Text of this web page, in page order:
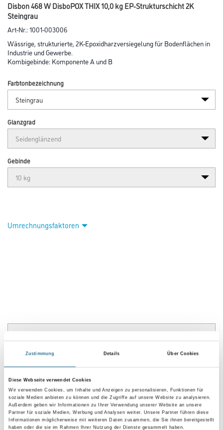
Zustimmung Details Über Cookies
Diese Webseite verwendet Cookies
Wir verwenden Cookies, um Inhalte und Anzeigen zu personalisieren, Funktionen für
soziale Medien anbieten zu können und die Zugriffe auf unsere Website zu analysieren.
Außerdem geben wir Informationen zu Ihrer Verwendung unserer Website an unsere
Partner für soziale Medien, Werbung und Analysen weiter. Unsere Partner führen diese
Informationen möglicherweise mit weiteren Daten zusammen, die Sie ihnen bereitgestellt
haben oder die sie im Rahmen Ihrer Nutzung der Dienste gesammelt haben.
Disbon 468 W DisboPOX THIX 10,0 kg EP-Strukturschicht 2K
Steingrau
Art-Nr.:1001-003006
Wässrige, strukturierte, 2K-Epoxidharzversiegelung für Bodenflächen in
Industrie und Gewerbe.
Kombigebinde: Komponente A und B
Farbtonbezeichnung
Glanzgrad
Gebinde
Umrechnungsfaktoren
- Wasserdampfdiffusionsfähig
- Strukturiert, wirkt optisch egalisierend
- Emissionsminimiert
- Geprüft nach den AgBB-Prüfkriterien für VOC-Emissionen aus
innenraumrelevanten Bauprodukten. Das Bewertungsschema des
AgBB